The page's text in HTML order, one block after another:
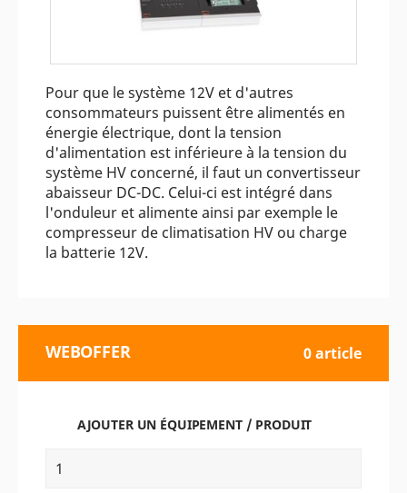
Pour que le système 12V et d'autres
consommateurs puissent être alimentés en
énergie électrique, dont la tension
d'alimentation est inférieure à la tension du
système HV concerné, il faut un convertisseur
abaisseur DC-DC. Celui-ci est intégré dans
l'onduleur et alimente ainsi par exemple le
compresseur de climatisation HV ou charge
la batterie 12V.
WEBOFFER 0 article
AJOUTER UN ÉQUIPEMENT / PRODUIT